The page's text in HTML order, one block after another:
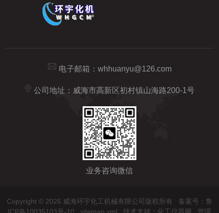
电子邮箱： whhuanyu@126.com
公司地址：威海市高新区初村镇山海路200-1号
业务咨询微信
Copyright © 2026 威海环宇化工机械有限公司版权所有 备案号：鲁
ICP备10035103号-10
sitemap.xml 技术支持： 化工仪器网 管理